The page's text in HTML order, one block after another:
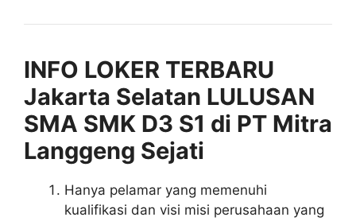
INFO LOKER TERBARU
Jakarta Selatan LULUSAN
SMA SMK D3 S1 di PT Mitra
Langgeng Sejati
Hanya pelamar yang memenuhi
kualifikasi dan visi misi perusahaan yang